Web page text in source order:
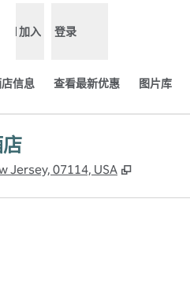
加入 登录
信息 查看最新优惠​ 图片库
Jersey, 07114, USA ,